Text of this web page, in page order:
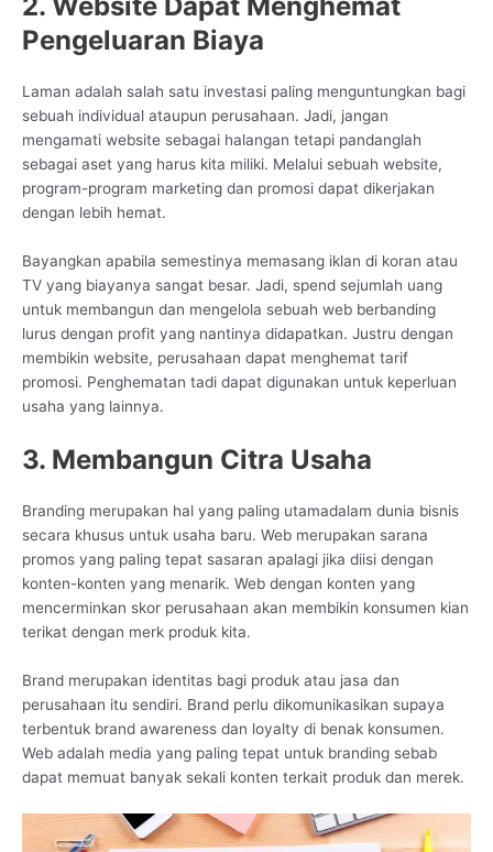
Pengeluaran Biaya
Laman adalah salah satu investasi paling menguntungkan bagi
sebuah individual ataupun perusahaan. Jadi, jangan
mengamati website sebagai halangan tetapi pandanglah
sebagai aset yang harus kita miliki. Melalui sebuah website,
program-program marketing dan promosi dapat dikerjakan
dengan lebih hemat.
Bayangkan apabila semestinya memasang iklan di koran atau
TV yang biayanya sangat besar. Jadi, spend sejumlah uang
untuk membangun dan mengelola sebuah web berbanding
lurus dengan profit yang nantinya didapatkan. Justru dengan
membikin website, perusahaan dapat menghemat tarif
promosi. Penghematan tadi dapat digunakan untuk keperluan
usaha yang lainnya.
3. Membangun Citra Usaha
Branding merupakan hal yang paling utamadalam dunia bisnis
secara khusus untuk usaha baru. Web merupakan sarana
promos yang paling tepat sasaran apalagi jika diisi dengan
konten-konten yang menarik. Web dengan konten yang
mencerminkan skor perusahaan akan membikin konsumen kian
terikat dengan merk produk kita.
Brand merupakan identitas bagi produk atau jasa dan
perusahaan itu sendiri. Brand perlu dikomunikasikan supaya
terbentuk brand awareness dan loyalty di benak konsumen.
Web adalah media yang paling tepat untuk branding sebab
dapat memuat banyak sekali konten terkait produk dan merek.